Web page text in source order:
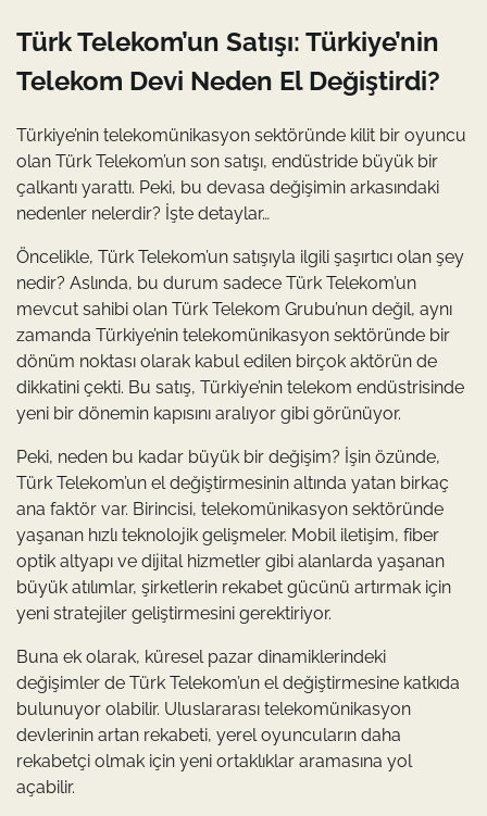
Türk Telekom’un Satışı: Türkiye’nin
Telekom Devi Neden El Değiştirdi?
Türkiye’nin telekomünikasyon sektöründe kilit bir oyuncu
olan Türk Telekom’un son satışı, endüstride büyük bir
çalkantı yarattı. Peki, bu devasa değişimin arkasındaki
nedenler nelerdir? İşte detaylar…
Öncelikle, Türk Telekom’un satışıyla ilgili şaşırtıcı olan şey
nedir? Aslında, bu durum sadece Türk Telekom’un
mevcut sahibi olan Türk Telekom Grubu’nun değil, aynı
zamanda Türkiye’nin telekomünikasyon sektöründe bir
dönüm noktası olarak kabul edilen birçok aktörün de
dikkatini çekti. Bu satış, Türkiye’nin telekom endüstrisinde
yeni bir dönemin kapısını aralıyor gibi görünüyor.
Peki, neden bu kadar büyük bir değişim? İşin özünde,
Türk Telekom’un el değiştirmesinin altında yatan birkaç
ana faktör var. Birincisi, telekomünikasyon sektöründe
yaşanan hızlı teknolojik gelişmeler. Mobil iletişim, fiber
optik altyapı ve dijital hizmetler gibi alanlarda yaşanan
büyük atılımlar, şirketlerin rekabet gücünü artırmak için
yeni stratejiler geliştirmesini gerektiriyor.
Buna ek olarak, küresel pazar dinamiklerindeki
değişimler de Türk Telekom’un el değiştirmesine katkıda
bulunuyor olabilir. Uluslararası telekomünikasyon
devlerinin artan rekabeti, yerel oyuncuların daha
rekabetçi olmak için yeni ortaklıklar aramasına yol
açabilir.